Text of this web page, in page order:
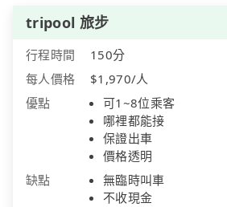
tripool 旅步
行程時間
150分
每人價格
$1,970/人
優點
可1~8位乘客
哪裡都能接
保證出車
價格透明
缺點
無臨時叫車
不收現金